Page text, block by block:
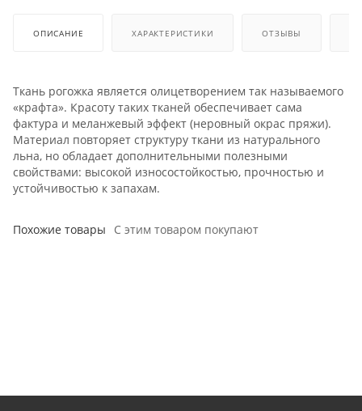
ОПИСАНИЕ ХАРАКТЕРИСТИКИ ОТЗЫВЫ
Ткань рогожка является олицетворением так называемого
«крафта». Красоту таких тканей обеспечивает сама
фактура и меланжевый эффект (неровный окрас пряжи).
Материал повторяет структуру ткани из натурального
льна, но обладает дополнительными полезными
свойствами: высокой износостойкостью, прочностью и
устойчивостью к запахам.
Похожие товары С этим товаром покупают